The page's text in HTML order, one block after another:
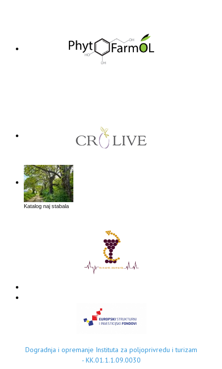
Katalog naj stabala
Dogradnja i opremanje Instituta za poljoprivredu i turizam
- KK.01.1.1.09.0030